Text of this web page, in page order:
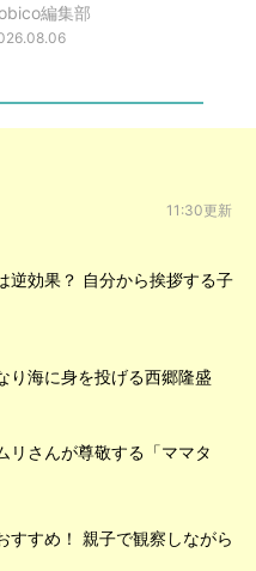
編集部
11:30更新
逆効果？ 自分から挨拶する子
り海に身を投げる西郷隆盛
リさんが尊敬する「ママタ
すすめ！ 親子で観察しながら